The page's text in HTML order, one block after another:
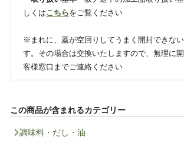
しくはこちらをご覧ください
※まれに、蓋が空回りしてうまく開封できな
す。その場合は交換いたしますので、無理に
客様窓口までご連絡ください
この商品が含まれるカテゴリー
調味料・だし・油